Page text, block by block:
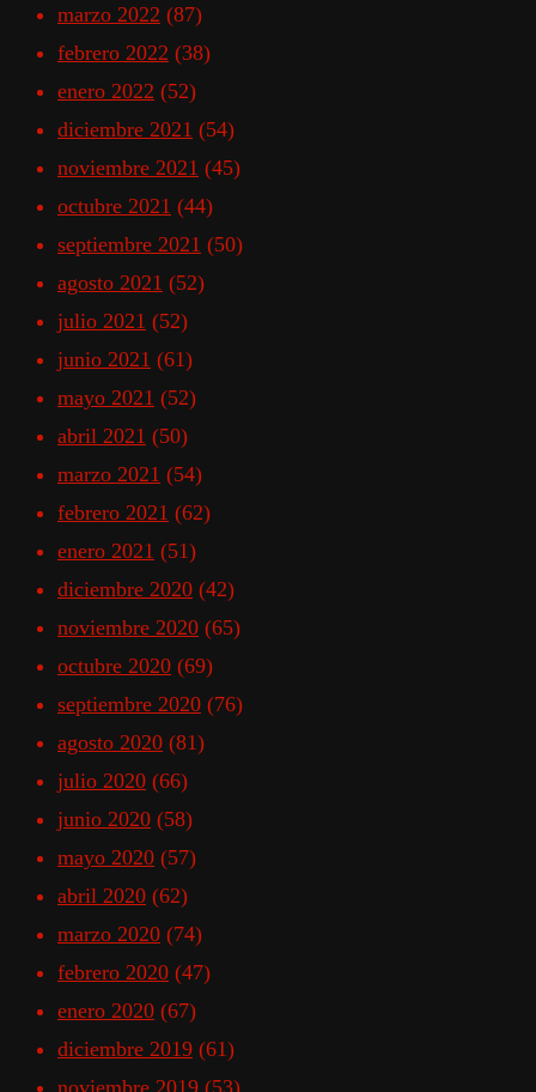
marzo 2022 (87)
febrero 2022 (38)
enero 2022 (52)
diciembre 2021 (54)
noviembre 2021 (45)
octubre 2021 (44)
septiembre 2021 (50)
agosto 2021 (52)
julio 2021 (52)
junio 2021 (61)
mayo 2021 (52)
abril 2021 (50)
marzo 2021 (54)
febrero 2021 (62)
enero 2021 (51)
diciembre 2020 (42)
noviembre 2020 (65)
octubre 2020 (69)
septiembre 2020 (76)
agosto 2020 (81)
julio 2020 (66)
junio 2020 (58)
mayo 2020 (57)
abril 2020 (62)
marzo 2020 (74)
febrero 2020 (47)
enero 2020 (67)
diciembre 2019 (61)
noviembre 2019 (53)